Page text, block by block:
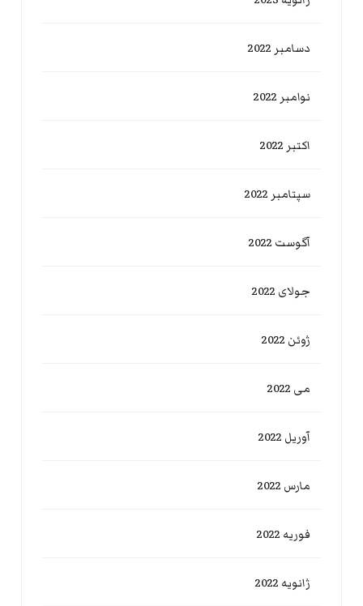
دسامبر 2022
نوامبر 2022
اکتبر 2022
سپتامبر 2022
آگوست 2022
جولای 2022
ژوئن 2022
می 2022
آوریل 2022
مارس 2022
فوریه 2022
ژانویه 2022